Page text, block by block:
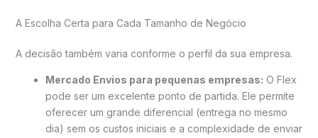
A Escolha Certa para Cada Tamanho de Negócio
A decisão também varia conforme o perfil da sua empresa.
Mercado Envios para pequenas empresas: O Flex
pode ser um excelente ponto de partida. Ele permite
oferecer um grande diferencial (entrega no mesmo
dia) sem os custos iniciais e a complexidade de enviar